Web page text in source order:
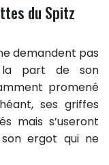
du Spitz
demandent pas
la part de son
promené
ses griffes
mais s’useront
ergot qui ne